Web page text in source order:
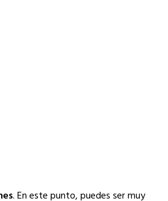
. En este punto, puedes ser muy